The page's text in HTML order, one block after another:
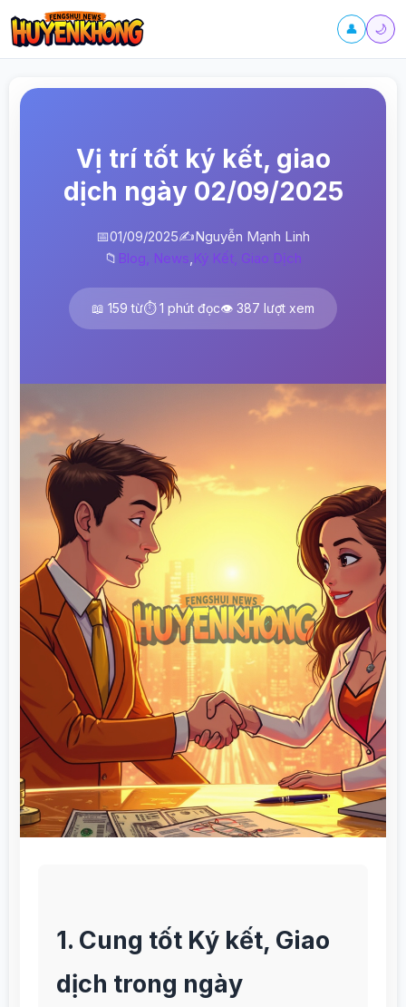
👤 🌙
Vị trí tốt ký kết, giao
dịch ngày 02/09/2025
📅01/09/2025✍️Nguyễn Mạnh Linh
📁 Blog, News,Ký Kết, Giao Dịch
📖 159 từ⏱️ 1 phút đọc👁️ 387 lượt xem
1. Cung tốt Ký kết, Giao
dịch trong ngày